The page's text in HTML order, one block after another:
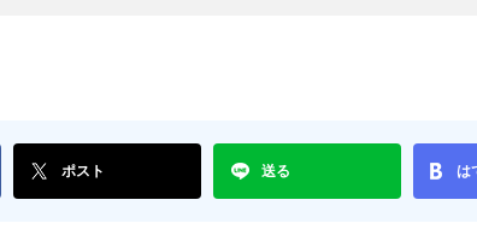
ポスト 送る は